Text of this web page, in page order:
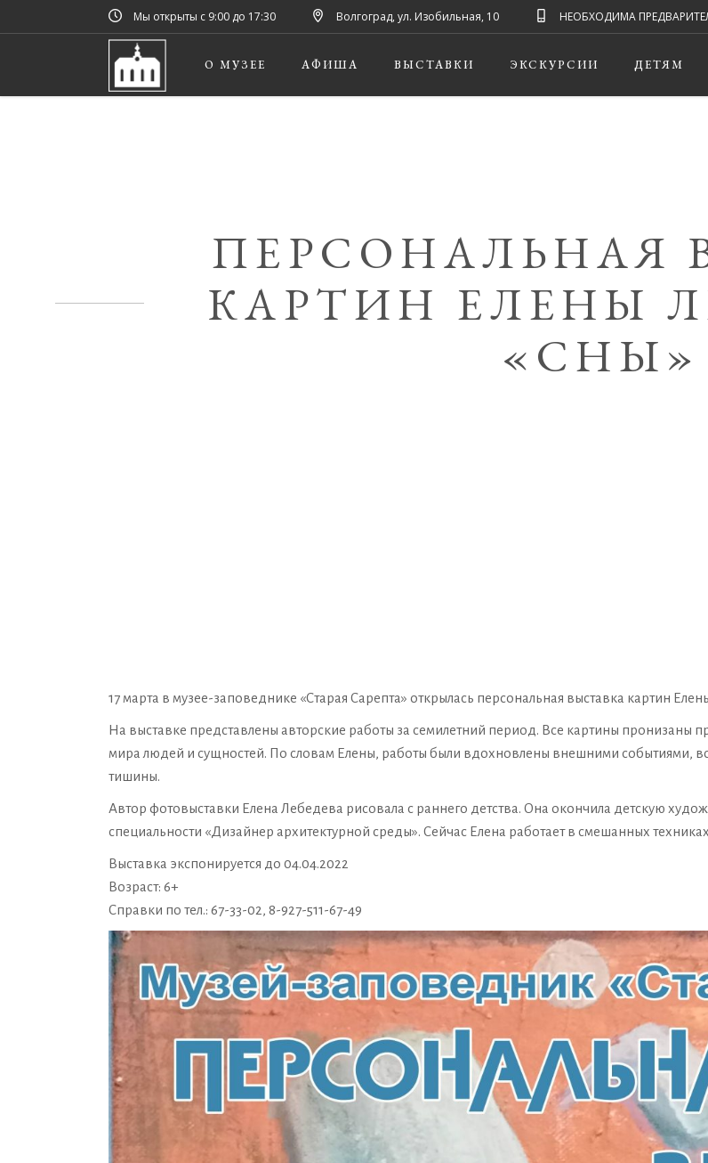
Мы открыты с 9:00 до 17:30 Волгоград, ул. Изобильная, 10 НЕОБХОДИМА
О МУЗЕЕ
АФИША ВЫСТАВКИ ЭКСКУРСИИ ДЕТЯМ
ПЕРСОНАЛЬНАЯ
КАРТИН ЕЛЕНЫ
«СНЫ»
17 марта в музее-заповеднике «Старая Сарепта» открылась персональная выставка картин
На выставке представлены авторские работы за семилетний период. Все картины пронизаны
мира людей и сущностей. По словам Елены, работы были вдохновлены внешними событиями,
тишины.
Автор фотовыставки Елена Лебедева рисовала с раннего детства. Она окончила детскую
специальности «Дизайнер архитектурной среды». Сейчас Елена работает в смешанных
Выставка экспонируется до 04.04.2022
Возраст: 6+
Справки по тел.: 67-33-02, 8-927-511-67-49